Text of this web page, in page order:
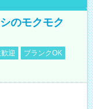
のモクモク
迎
ブランクOK